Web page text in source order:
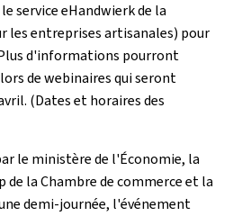
service eHandwierk de la
les entreprises artisanales) pour
d'informations pourront
de webinaires qui seront
(Dates et horaires des
le ministère de l'Économie, la
la Chambre de commerce et la
demi-journée, l'événement